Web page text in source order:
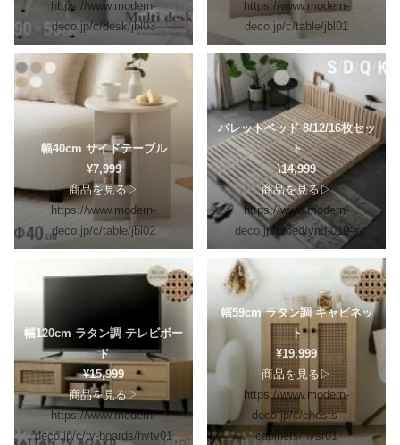
https://www.modern-
deco.jp/c/desk/jbl03
https://www.modern-
deco.jp/c/table/jbl01
幅40cm サイドテーブル
¥7,999
商品を見る▷
https://www.modern-
deco.jp/c/table/jbl02
パレットベッド 8/12/16枚セッ
ト
\14,999
商品を見る▷
https://www.modern-
deco.jp/c/bed/ynd-019-s
幅120cm ラタン調 テレビボー
ド
¥15,999
商品を見る▷
https://www.modern-
deco.jp/c/tv-boards/hvtv01
幅59cm ラタン調 キャビネッ
ト
¥19,999
商品を見る▷
https://www.modern-
deco.jp/c/chests-
cabinets/hvsr01